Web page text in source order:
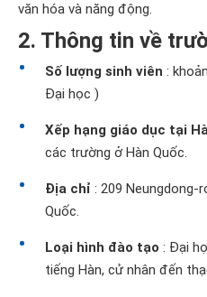
văn hóa và năng động.
2. Thông tin về
Số lượng sinh viên :
Đại học )
Xếp hạng giáo dục tại
các trường ở Hàn Quốc.
Địa chỉ : 209 Neungdong-
Quốc.
Loại hình đào tạo : Đại
tiếng Hàn, cử nhân đến